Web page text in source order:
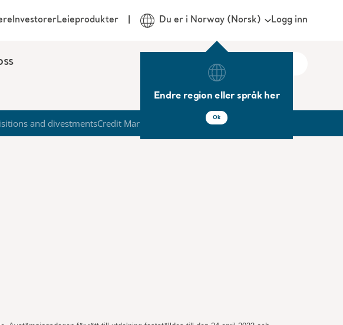
InvestorerLeieprodukter Du er i Norway (Norsk)
Endre region eller språk her
Ok
Logg inn
and divestmentsCredit Market